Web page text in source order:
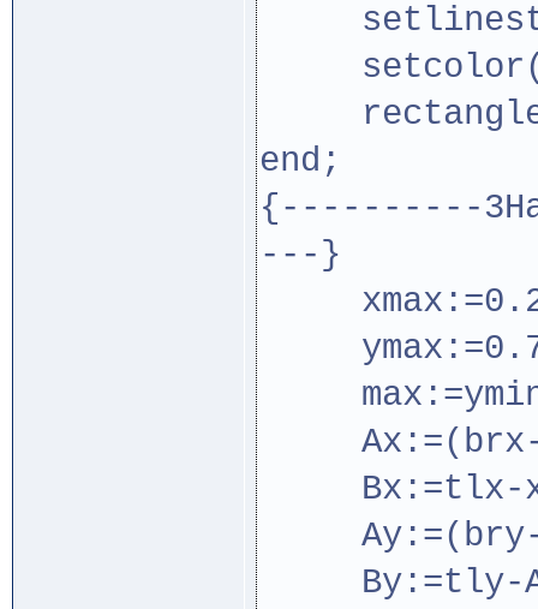
end;
{----------
---}
Ax:=(brx-
Bx:=tlx-
Ay:=(bry-
By:=tly-